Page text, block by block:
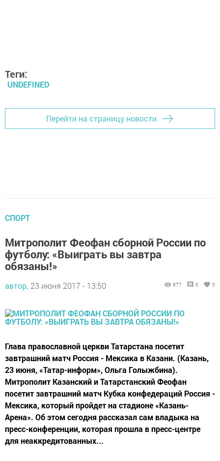
Теги:
UNDEFINED
Перейти на страницу новости
СПОРТ
Митрополит Феофан сборной России по
футболу: «Выиграть вы завтра
обязаны!»
автор, 23 июня 2017 - 13:50 677 0 0
Глава православной церкви Татарстана посетит
завтрашний матч Россия - Мексика в Казани. (Казань,
23 июня, «Татар-информ», Ольга Голыжбина).
Митрополит Казанский и Татарстанский Феофан
посетит завтрашний матч Кубка конфедераций Россия -
Мексика, который пройдет на стадионе «Казань-
Арена». Об этом сегодня рассказал сам владыка на
пресс-конференции, которая прошла в пресс-центре
для неаккредитованных...